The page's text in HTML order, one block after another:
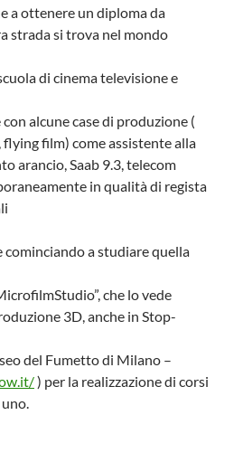
a ottenere un diploma da
strada si trova nel mondo
di cinema televisione e
alcune case di produzione (
film) come assistente alla
arancio, Saab 9.3, telecom
in qualità di regista
cominciando a studiare quella
che lo vede
3D, anche in Stop-
del Fumetto di Milano –
) per la realizzazione di corsi